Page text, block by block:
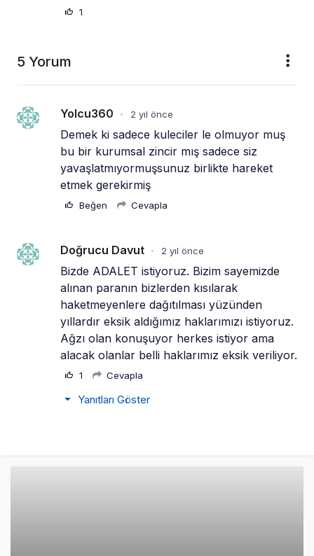
1
5 Yorum
Yolcu360 • 2 yıl önce
Demek ki sadece kuleciler le olmuyor muş
bu bir kurumsal zincir mış sadece siz
yavaşlatmıyormuşsunuz birlikte hareket
etmek gerekirmiş
Beğen Cevapla
Doğrucu Davut • 2 yıl önce
Bizde ADALET istiyoruz. Bizim sayemizde
alınan paranın bizlerden kısılarak
haketmeyenlere dağıtılması yüzünden
yıllardır eksik aldığımız haklarımızı istiyoruz.
Ağzı olan konuşuyor herkes istiyor ama
alacak olanlar belli haklarımız eksik veriliyor.
1 Cevapla
Yanıtları Göster